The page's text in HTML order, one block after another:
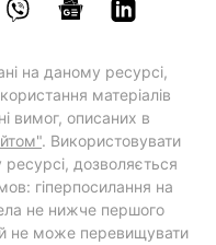
на даному ресурсі,
матеріалів
вимог, описаних в
. Використовувати
дозволяється
гіперпосилання на
не нижче першого
не може перевищувати